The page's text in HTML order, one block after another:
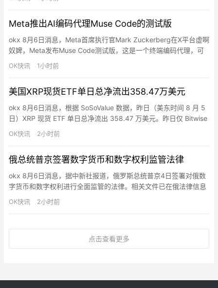
同行的还有三位谷歌资深科学家Oriol Vinyals、Quoc Le和Sanjay
Alpha…
Meta推出AI编码代理Muse Code的测试版
okx 8月6日消息，Meta首席执行官Mark Zuckerberg在X平台虚啊
奴婢，Meta发布Muse Code测试版，这是一个终端编码代理，可
处理大型代码库中的完整软件工程任务，包括规划变更、编写代码
和验证结果。Muse Code由编码模型Muse Spark 1.2驱动，运行多
功能记录每个模…
OK快讯 1小时前
美国XRP现货ETF单日总净流出358.47万美元
okx 8月6日消息，根据 SoSoValue 数据，昨日（美东时间 8 月 5
日）XRP 现货 ETF 单日总净流出 358.47 万美元。昨日仅 Bitwise
XRP ETF(XRP) 净流出，单日净流出 358.47 万美元，目前历史总
净流入达 5.07 亿美元。截至发稿前，XRP 现货 ETF 总资产净值为
OK快讯 2小时前
俄总统普京签署数字货币和数字权利监管法律
okx 8月6日消息，据中新社报道，俄罗斯总统普京4日签署对俄数
字货币和数字权利进行全面监管的法律。相关文件已在俄法律信息
网站发布。该法律明确了加密货币兑换平台、数字资产托管机构和
其他市场参与者的运营规则，规范了投资者购买加密货币的条件。
“挖矿”活动、数字权利的发行和流通相关的关系，同时规定了对发
OK快讯 2小时前
点击查看更多